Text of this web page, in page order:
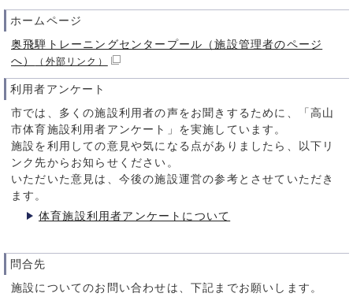
ホームページ
奥飛騨トレーニングセンタープール（施設管理者のページ
へ）
（外部リンク）
利用者アンケート
市では、多くの施設利用者の声をお聞きするために、「高山
市体育施設利用者アンケート」を実施しています。
施設を利用しての意見や気になる点がありましたら、以下リ
ンク先からお知らせください。
いただいた意見は、今後の施設運営の参考とさせていただき
ます。
体育施設利用者アンケートについて
問合先
施設についてのお問い合わせは、下記までお願いします。